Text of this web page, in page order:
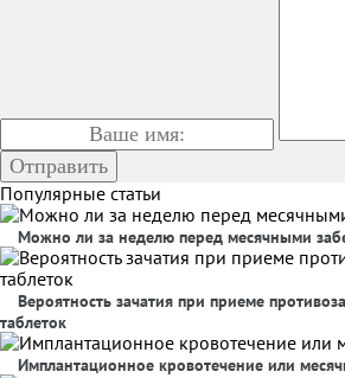
Популярные статьи
Можно ли за неделю перед месячными
Вероятность зачатия при приеме
таблеток
Имплантационное кровотечение или